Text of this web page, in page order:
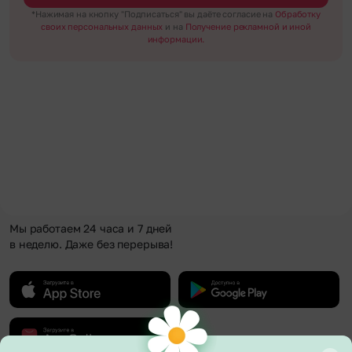
*Нажимая на кнопку "Подписаться" вы даёте согласие на Обработку
своих персональных данных и на Получение рекламной и иной
информации.
Мы работаем 24 часа и 7 дней
в неделю. Даже без перерыва!